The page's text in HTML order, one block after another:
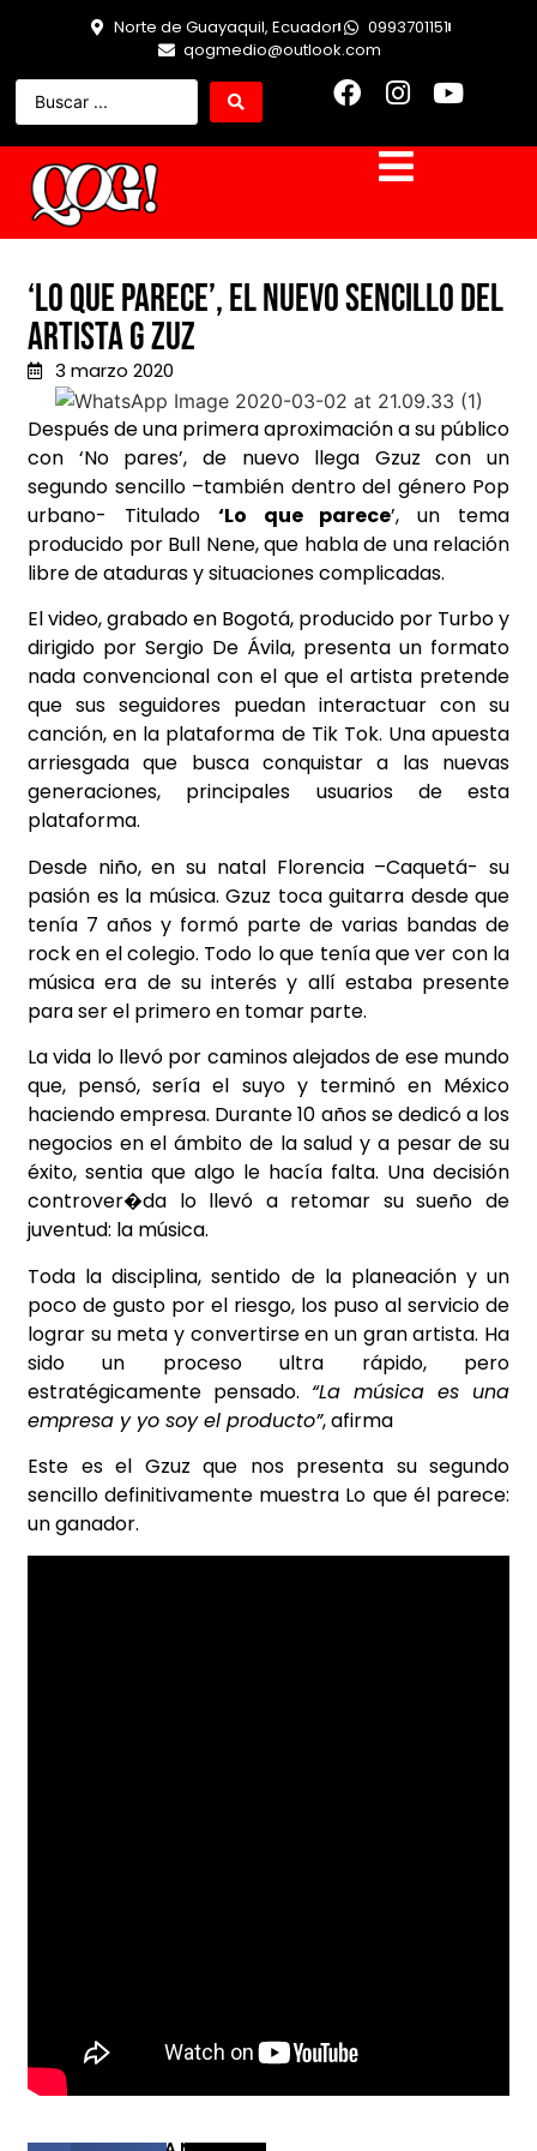
Norte de Guayaquil, Ecuador
0993701151
qogmedio@outlook.com
‘LO QUE PARECE’, EL NUEVO SENCILLO DEL
ARTISTA G ZUZ
3 marzo 2020
Después de una primera aproximación a su público
con ‘No pares’, de nuevo llega Gzuz con un
segundo sencillo –también dentro del género Pop
urbano- Titulado ‘Lo que parece’, un tema
producido por Bull Nene, que habla de una relación
libre de ataduras y situaciones complicadas.
El video, grabado en Bogotá, producido por Turbo y
dirigido por Sergio De Ávila, presenta un formato
nada convencional con el que el artista pretende
que sus seguidores puedan interactuar con su
canción, en la plataforma de Tik Tok. Una apuesta
arriesgada que busca conquistar a las nuevas
generaciones, principales usuarios de esta
plataforma.
Desde niño, en su natal Florencia –Caquetá- su
pasión es la música. Gzuz toca guitarra desde que
tenía 7 años y formó parte de varias bandas de
rock en el colegio. Todo lo que tenía que ver con la
música era de su interés y allí estaba presente
para ser el primero en tomar parte.
La vida lo llevó por caminos alejados de ese mundo
que, pensó, sería el suyo y terminó en México
haciendo empresa. Durante 10 años se dedicó a los
negocios en el ámbito de la salud y a pesar de su
éxito, sentia que algo le hacía falta. Una decisión
controver�da lo llevó a retomar su sueño de
juventud: la música.
Toda la disciplina, sentido de la planeación y un
poco de gusto por el riesgo, los puso al servicio de
lograr su meta y convertirse en un gran artista. Ha
sido un proceso ultra rápido, pero
estratégicamente pensado. “La música es una
empresa y yo soy el producto”, afirma
Este es el Gzuz que nos presenta su segundo
sencillo definitivamente muestra Lo que él parece:
un ganador.